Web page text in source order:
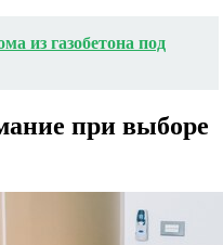
из газобетона под
при выборе